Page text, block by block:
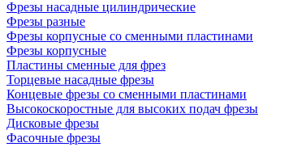
Фрезы насадные цилиндрические
Фрезы разные
Фрезы корпусные со сменными пластинами
Фрезы корпусные
Пластины сменные для фрез
Торцевые насадные фрезы
Концевые фрезы со сменными пластинами
Высокоскоростные для высоких подач фрезы
Дисковые фрезы
Фасочные фрезы